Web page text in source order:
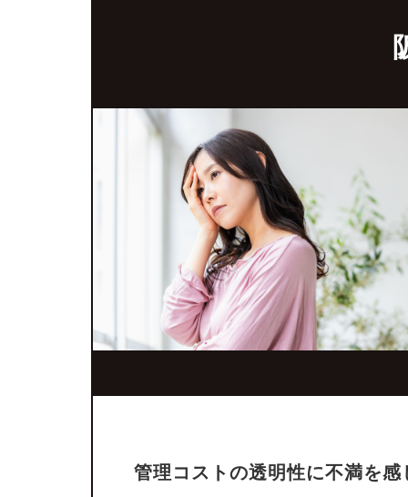
管理コストの透明性に不満を感